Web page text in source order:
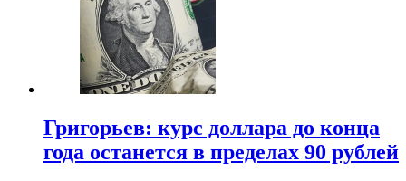
Григорьев: курс доллара до конца
года останется в пределах 90 рублей